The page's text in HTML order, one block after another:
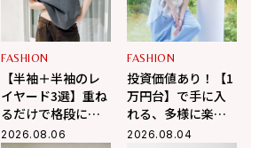
FASHION
【半袖＋半袖のレ
イヤード3選】重ね
るだけで格段に洒
落て気温調整もで
2026.08.06
FASHION
投資価値あり！【1
万円台】で手に入
れる、多様に楽し
む大人の「最旬シ
2026.08.04